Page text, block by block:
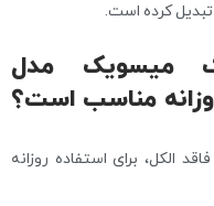
کرده است.
میسویک مدل
مناسب است؟
الکل، برای استفاده روزانه